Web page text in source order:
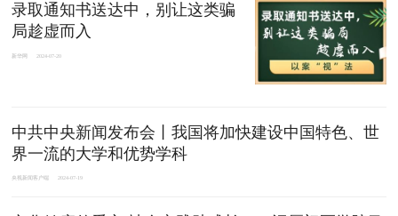
录取通知书送达中，别让这类骗
局趁虚而入
新华网 2024-07-20
中共中央新闻发布会丨我国将加快建设中国特色、世
界一流的大学和优势学科
央视新闻客户端 2024-07-19